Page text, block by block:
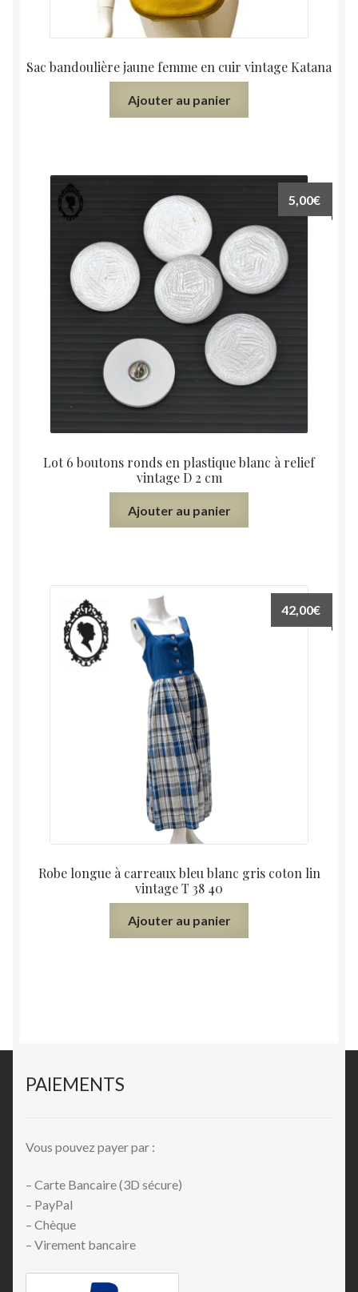
Sac bandoulière jaune femme en cuir vintage Katana
Ajouter au panier
Lot 6 boutons ronds en plastique blanc à relief
vintage D 2 cm
5,00€
Ajouter au panier
Robe longue à carreaux bleu blanc gris coton lin
vintage T 38 40
42,00€
Ajouter au panier
PAIEMENTS
Vous pouvez payer par :
– Carte Bancaire (3D sécure)
– PayPal
– Chèque
– Virement bancaire